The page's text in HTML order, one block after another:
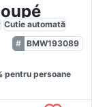
Cutie automată
BMW193089
pentru persoane